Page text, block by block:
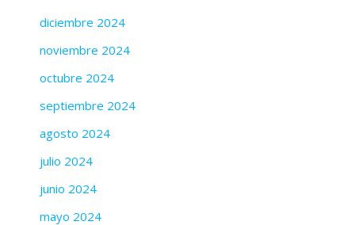
diciembre 2024
noviembre 2024
octubre 2024
septiembre 2024
agosto 2024
julio 2024
junio 2024
mayo 2024